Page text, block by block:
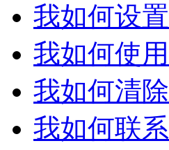
我如何设
我如何使
我如何清
我如何联